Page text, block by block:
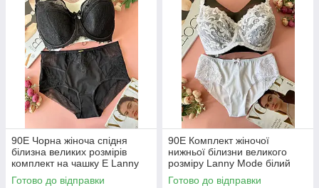
90Е Чорна жіноча спідня
білизна великих розмірів
комплект на чашку Е Lanny
Mode
Готово до відправки
90Е Комплект жіночої
нижньої білизни великого
розміру Lanny Mode білий
Готово до відправки